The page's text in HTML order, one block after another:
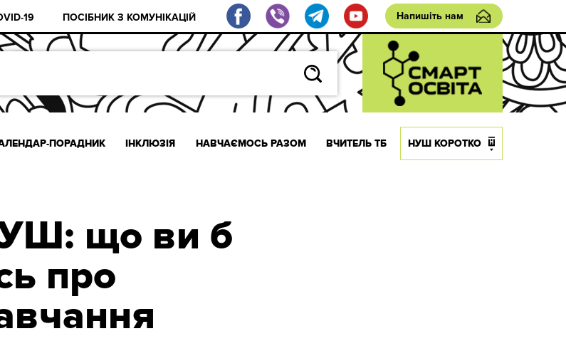
19 ПОСІБНИК З КОМУНІКАЦІЙ Напишіть нам
ПОРАДНИК ІНКЛЮЗІЯ НАВЧАЄМОСЬ РАЗОМ ВЧИТЕЛЬ ТБ НУШ КОРОТКО
що ви б
про